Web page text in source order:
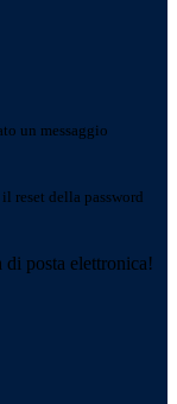
un messaggio
reset della password
posta elettronica!